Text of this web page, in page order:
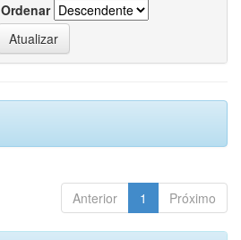
Ordenar
Anterior 1 Próximo